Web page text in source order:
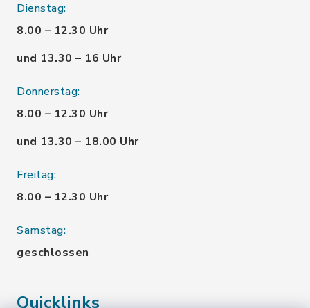
Dienstag:
8.00 – 12.30 Uhr
und 13.30 – 16 Uhr
Donnerstag:
8.00 – 12.30 Uhr
und 13.30 – 18.00 Uhr
Freitag:
8.00 – 12.30 Uhr
Samstag:
geschlossen
Quicklinks